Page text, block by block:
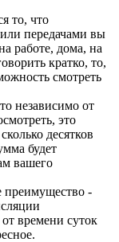
то, что
передачами вы
работе, дома, на
кратко, то,
смотреть
независимо от
это
десятков
будет
вашего
преимущество -
времени суток